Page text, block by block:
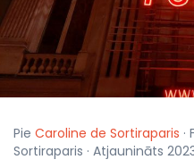
Pie Caroline de Sortiraparis
Sortiraparis · Atjaunināts